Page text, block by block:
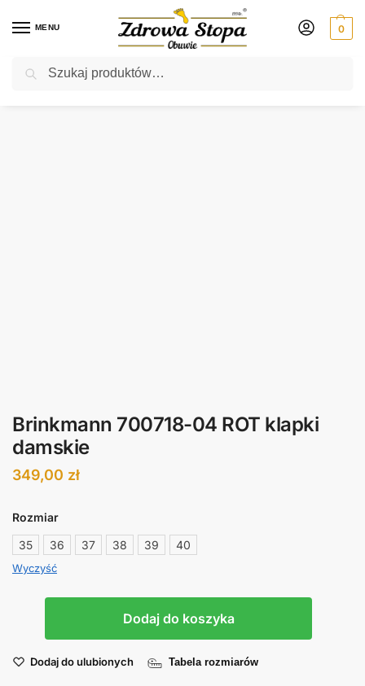
MENU 0
Rabat ⚡ 5% kod: ZDROWASTOPA (na obuwie poza promocją)
Brinkmann 700718-04 ROT klapki
damskie
349,00 zł
Rozmiar
35
36 37 38 39 40
Wyczyść
Dodaj do koszyka
Dodaj do ulubionych Tabela rozmiarów